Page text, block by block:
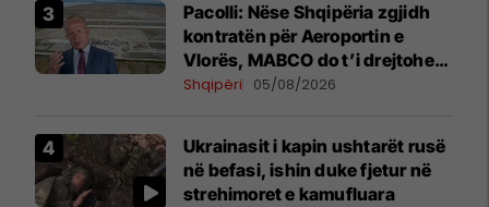
Pacolli: Nëse Shqipëria zgjidh
kontratën për Aeroportin e
Vlorës, MABCO do t’i drejtohet
arbitrazhit ndërkombëtar
Shqipëri 05/08/2026
Ukrainasit i kapin ushtarët rusë
në befasi, ishin duke fjetur në
strehimoret e kamufluara